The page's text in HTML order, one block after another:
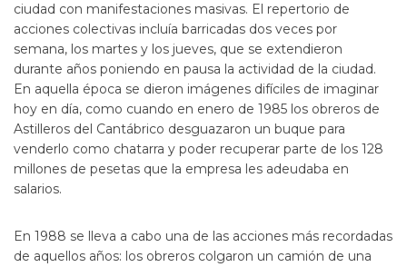
ciudad con manifestaciones masivas. El repertorio de
acciones colectivas incluía barricadas dos veces por
semana, los martes y los jueves, que se extendieron
durante años poniendo en pausa la actividad de la ciudad.
En aquella época se dieron imágenes difíciles de imaginar
hoy en día, como cuando en enero de 1985 los obreros de
Astilleros del Cantábrico desguazaron un buque para
venderlo como chatarra y poder recuperar parte de los 128
millones de pesetas que la empresa les adeudaba en
salarios.
En 1988 se lleva a cabo una de las acciones más recordadas
de aquellos años: los obreros colgaron un camión de una